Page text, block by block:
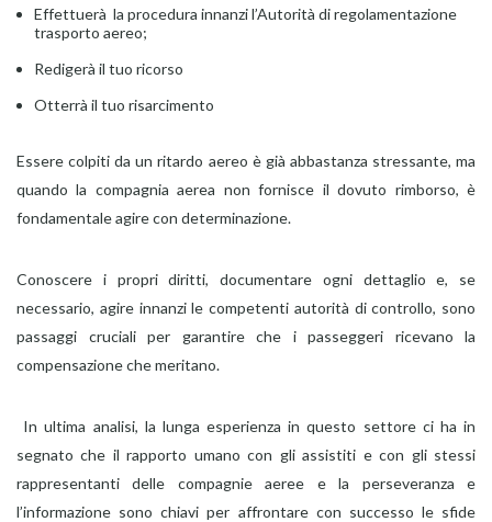
Effettuerà la procedura innanzi l’Autorità di regolamentazione
trasporto aereo;
Redigerà il tuo ricorso
Otterrà il tuo risarcimento
Essere colpiti da un ritardo aereo è già abbastanza stressante, ma
quando la compagnia aerea non fornisce il dovuto rimborso, è
fondamentale agire con determinazione.
Conoscere i propri diritti, documentare ogni dettaglio e, se
necessario, agire innanzi le competenti autorità di controllo, sono
passaggi cruciali per garantire che i passeggeri ricevano la
compensazione che meritano.
In ultima analisi, la lunga esperienza in questo settore ci ha in
segnato che il rapporto umano con gli assistiti e con gli stessi
rappresentanti delle compagnie aeree e la perseveranza e
l’informazione sono chiavi per affrontare con successo le sfide